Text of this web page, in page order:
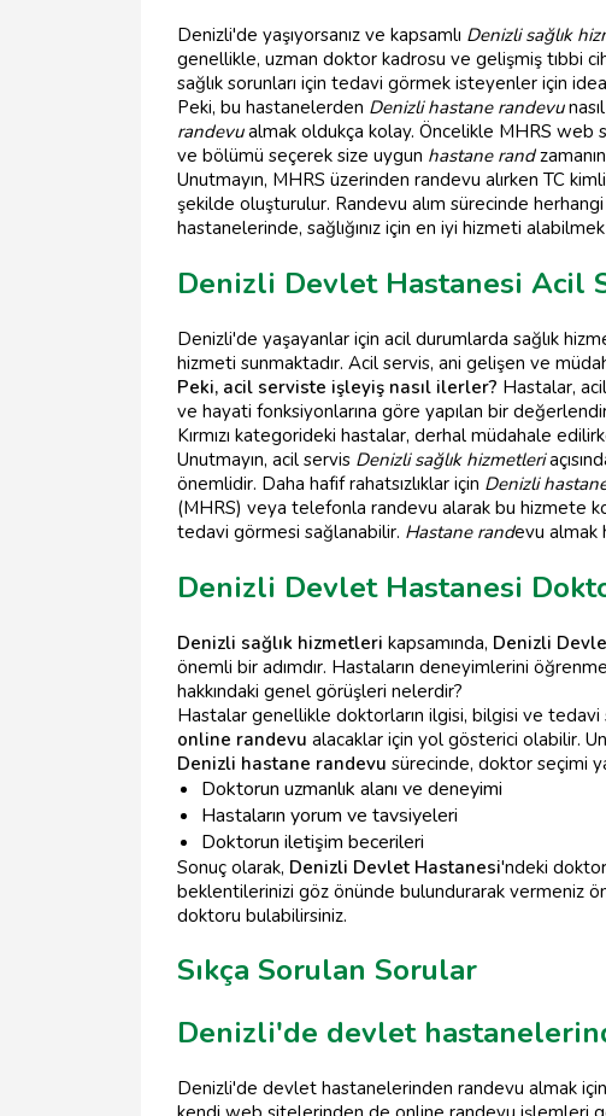
Denizli'de yaşıyorsanız ve kapsamlı Denizli sağlık
genellikle, uzman doktor kadrosu ve gelişmiş tıbbi
sağlık sorunları için tedavi görmek isteyenler için
Peki, bu hastanelerden Denizli hastane randevu
randevualmak oldukça kolay. Öncelikle MHRS web
ve bölümü seçerek size uygun hastane rand
Unutmayın, MHRS üzerinden randevu alırken TC
şekilde oluşturulur. Randevu alım sürecinde
hastanelerinde, sağlığınız için en iyi hizmeti
Denizli Devlet Hastanesi Acil
Denizli'de yaşayanlar için acil durumlarda sağlık
hizmeti sunmaktadır. Acil servis, ani gelişen ve
Peki, acil serviste işleyiş nasıl ilerler? Hastalar,
ve hayati fonksiyonlarına göre yapılan bir
Kırmızı kategorideki hastalar, derhal müdahale
Unutmayın, acil servis Denizli sağlık hizmetleri
önemlidir. Daha hafif rahatsızlıklar için Denizli
(MHRS) veya telefonla randevu alarak bu hizmete
tedavi görmesi sağlanabilir. Hastane randevu almak
Denizli Devlet Hastanesi
Denizli sağlık hizmetleri kapsamında, Denizli
önemli bir adımdır. Hastaların deneyimlerini
hakkındaki genel görüşleri nelerdir?
Hastalar genellikle doktorların ilgisi, bilgisi ve tedavi
online randevu alacaklar için yol gösterici olabilir.
Denizli hastane randevu sürecinde, doktor seçimi
Doktorun uzmanlık alanı ve deneyimi
Hastaların yorum ve tavsiyeleri
Doktorun iletişim becerileri
Sonuç olarak, Denizli Devlet Hastanesi'ndeki
beklentilerinizi göz önünde bulundurarak vermeniz
doktoru bulabilirsiniz.
Sıkça Sorulan Sorular
Denizli'de devlet
Denizli'de devlet hastanelerinden randevu almak